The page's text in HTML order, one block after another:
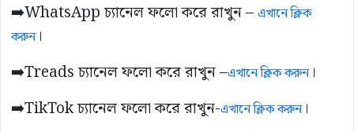
➡️WhatsApp চ্যানেল ফলো করে রাখুন – এখানে ক্লিক
করুন।
➡️Treads চ্যানেল ফলো করে রাখুন –এখানে ক্লিক করুন।
➡️TikTok চ্যানেল ফলো করে রাখুন-এখানে ক্লিক করুন।